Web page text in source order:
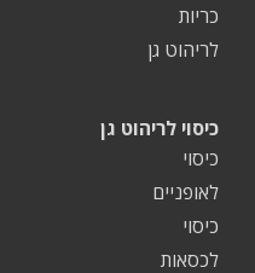
כריות
לריהוט גן
כיסוי לריהוט גן
כיסוי
לאופניים
כיסוי
לכסאות